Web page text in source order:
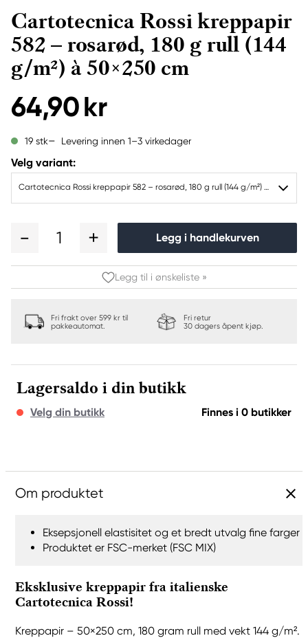
Cartotecnica Rossi kreppapir
582 – rosarød, 180 g rull (144
g/m²) à 50×250 cm
64,90 kr
19 stk Levering innen 1–3 virkedager
Velg variant:
Cartotecnica Rossi kreppapir 582 – rosarød, 180 g rull (144 g/m²) à 50×250 cm
1 Legg i handlekurven
Legg til i ønskeliste »
Fri frakt over 599 kr til
pakkeautomat.
Fri retur
30 dagers åpent kjøp.
Lagersaldo i din butikk
Velg din butikk Finnes i 0 butikker
Om produktet
Eksepsjonell elastisitet og et bredt utvalg fine farger
Produktet er FSC-merket (FSC MIX)
Eksklusive kreppapir fra italienske
Cartotecnica Rossi!
Kreppapir – 50×250 cm, 180 gram rull med vekt 144 g/m².